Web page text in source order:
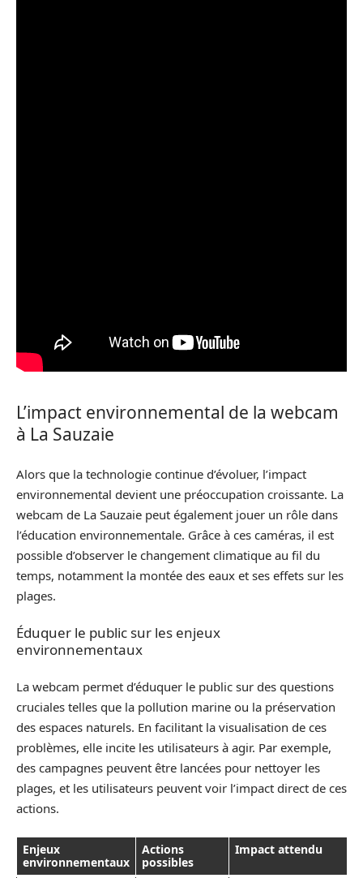
L’impact environnemental de la webcam
à La Sauzaie
Alors que la technologie continue d’évoluer, l’impact
environnemental devient une préoccupation croissante. La
webcam de La Sauzaie peut également jouer un rôle dans
l’éducation environnementale. Grâce à ces caméras, il est
possible d’observer le changement climatique au fil du
temps, notamment la montée des eaux et ses effets sur les
plages.
Éduquer le public sur les enjeux
environnementaux
La webcam permet d’éduquer le public sur des questions
cruciales telles que la pollution marine ou la préservation
des espaces naturels. En facilitant la visualisation de ces
problèmes, elle incite les utilisateurs à agir. Par exemple,
des campagnes peuvent être lancées pour nettoyer les
plages, et les utilisateurs peuvent voir l’impact direct de ces
actions.
Enjeux
environnementaux
Actions
possibles
Impact attendu